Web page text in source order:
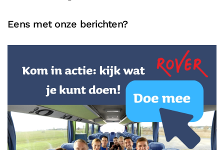
Eens met onze berichten?